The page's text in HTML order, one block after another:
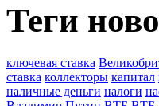
Теги
ключевая ставка
ставка коллекторы капитал
наличные деньги налоги